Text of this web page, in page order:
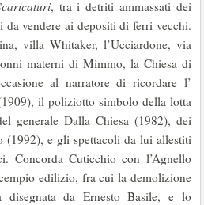
, tra i detriti ammassati dei
da vendere ai depositi di ferri vecchi.
villa Whitaker, l’Ucciardone, via
materni di Mimmo, la Chiesa di
al narratore di ricordare l’
il poliziotto simbolo della lotta
generale Dalla Chiesa (1982), dei
(1992), e gli spettacoli da lui allestiti
Concorda Cuticchio con l’Agnello
edilizio, fra cui la demolizione
da Ernesto Basile, e lo